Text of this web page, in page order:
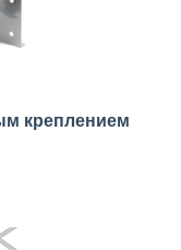
креплением